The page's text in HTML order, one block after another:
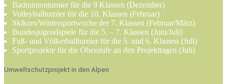
Badmintonturnier für die 9 Klassen (Dezember)
Volleyballturnier für die 10. Klassen (Februar)
Skikurs/Wintersportwoche der 7. Klassen (Februar/März)
Bundesjugendspiele für die 5. – 7. Klassen (Juni/Juli)
Fuß- und Völkerballturnier für die 5. und 6. Klassen (Juli)
Sportprojekte für die Oberstufe an den Projekttagen (Juli)
Umweltschutzprojekt in den Alpen